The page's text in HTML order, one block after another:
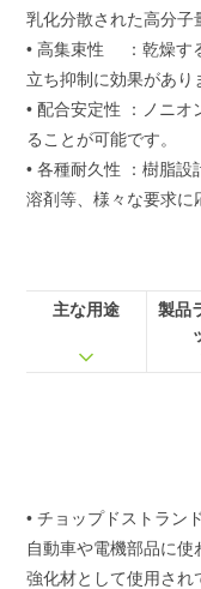
乳化分散された高分子
• 高集束性 ：乾燥す
立ち抑制に効果があり
• 配合安定性 ：ノニ
ることが可能です。
• 各種耐久性 ：樹脂
溶剤等、様々な要求に
主な⽤途
製品
• チョップドストランド
自動車や電機部品に
強化材として使用され